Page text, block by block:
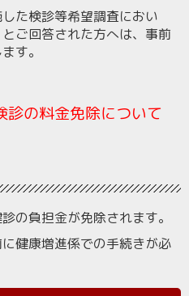
た検診等希望調査におい
ご回答された方へは、事前
す。
診の料金免除について
の負担金が免除されます。
健康増進係での手続きが必